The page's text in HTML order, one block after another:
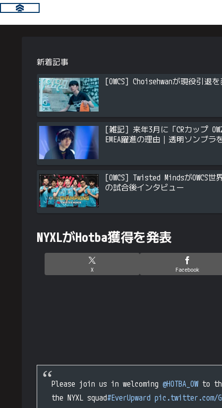
新着記事
[OWCS] Choisehwanが現役引退
[雑記] 来年3月に「CRカップ
EMEA躍進の理由｜透明ソンブ
[OWCS] Twisted MindsがOWCS
の試合後インタビュー
NYXLがHotba獲得を発表
X Facebook
Please join us in welcoming @HOTBA_OWto
the NYXL squad#EverUpward pic.twitter.com/